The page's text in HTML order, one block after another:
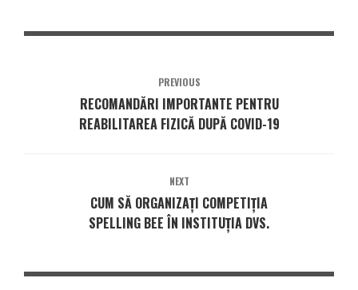
PREVIOUS
RECOMANDĂRI IMPORTANTE PENTRU
REABILITAREA FIZICĂ DUPĂ COVID-19
NEXT
CUM SĂ ORGANIZAȚI COMPETIȚIA
SPELLING BEE ÎN INSTITUȚIA DVS.